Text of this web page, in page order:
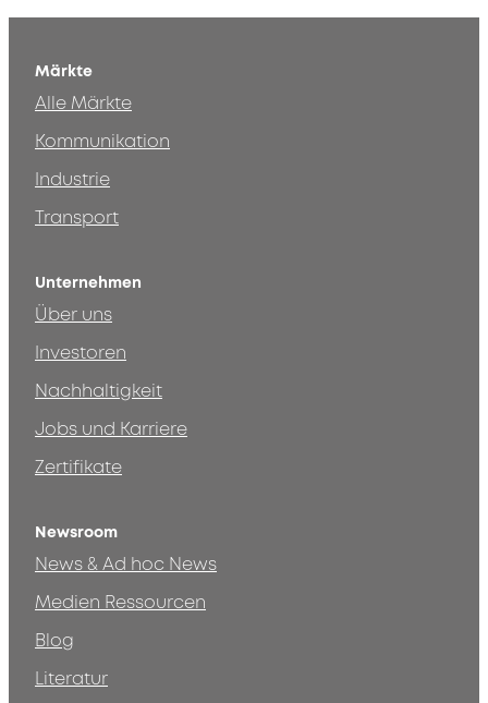
Märkte
Alle Märkte
Kommunikation
Industrie
Transport
Unternehmen
Über uns
Investoren
Nachhaltigkeit
Jobs und Karriere
Zertifikate
Newsroom
News & Ad hoc News
Medien Ressourcen
Blog
Literatur